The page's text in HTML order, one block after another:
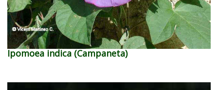
Ipomoea indica (Campaneta)